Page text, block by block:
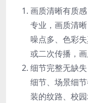
画质清晰有质
专业，画质清
噪点多、色彩
或二次传播，画
细节完整无缺
细节、场景细
装的纹路、校